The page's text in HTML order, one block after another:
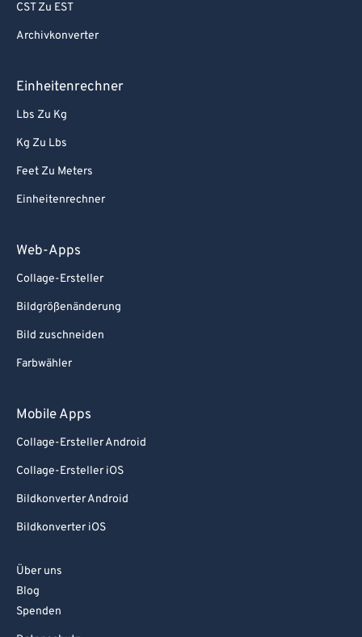
CST Zu EST
Archivkonverter
Einheitenrechner
Lbs Zu Kg
Kg Zu Lbs
Feet Zu Meters
Einheitenrechner
Web-Apps
Collage-Ersteller
Bildgrößenänderung
Bild zuschneiden
Farbwähler
Mobile Apps
Collage-Ersteller Android
Collage-Ersteller iOS
Bildkonverter Android
Bildkonverter iOS
Über uns
Blog
Spenden